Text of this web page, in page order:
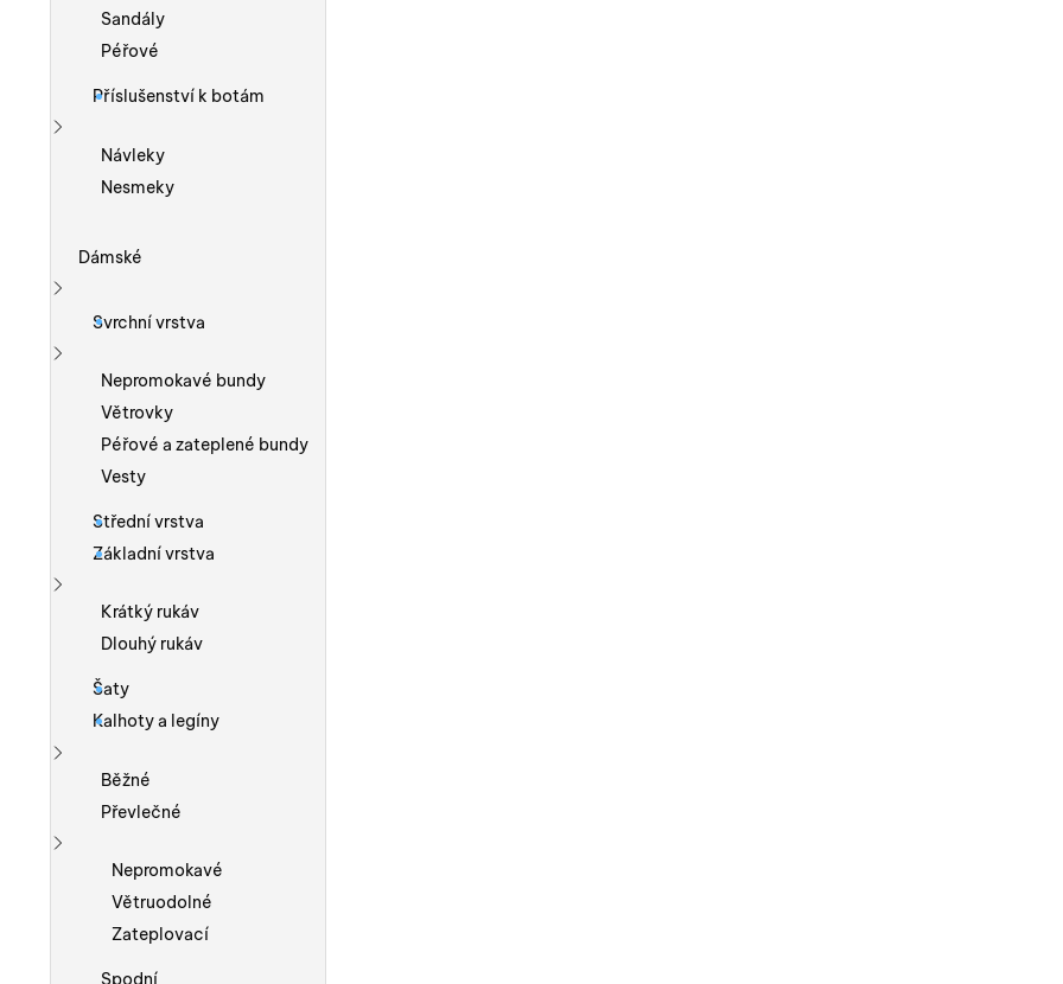
Sandály
Péřové
Příslušenství k botám
Zobrazit více
Návleky
Nesmeky
Dámské
Zobrazit více
Svrchní vrstva
Zobrazit více
Nepromokavé bundy
Větrovky
Péřové a zateplené bundy
Vesty
Střední vrstva
Základní vrstva
Zobrazit více
Krátký rukáv
Dlouhý rukáv
Šaty
Kalhoty a legíny
Zobrazit více
Běžné
Převlečné
Zobrazit více
Nepromokavé
Větruodolné
Zateplovací
Spodní